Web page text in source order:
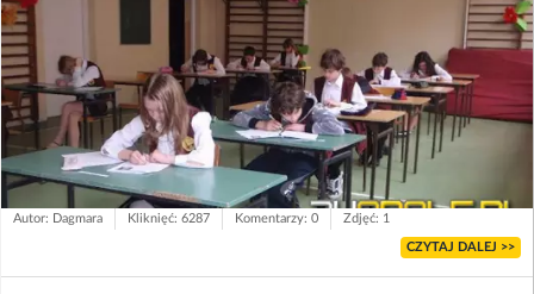
Autor: Dagmara Kliknięć: 6287 Komentarzy: 0 Zdjęć: 1
CZYTAJ DALEJ >>